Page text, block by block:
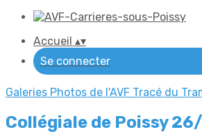
Accueil ▴▾
Se connecter
Galeries Photos de l'AVF Tracé du
Collégiale de Poissy